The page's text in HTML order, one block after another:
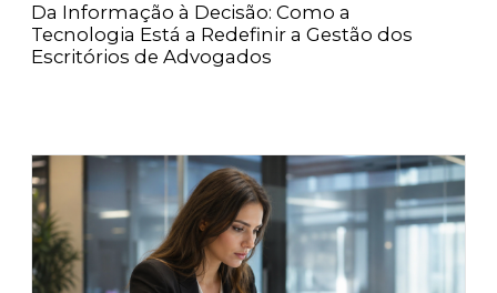
Da Informação à Decisão: Como a
Tecnologia Está a Redefinir a Gestão dos
Escritórios de Advogados